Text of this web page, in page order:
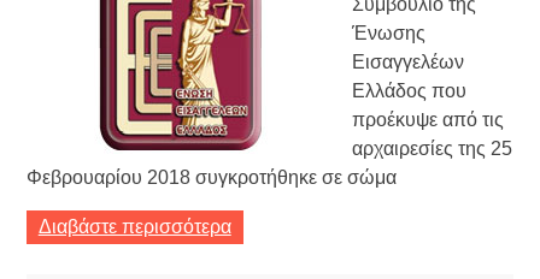
Συμβούλιο της
Ένωσης
Εισαγγελέων
Ελλάδος που
προέκυψε από τις
αρχαιρεσίες της 25
Φεβρουαρίου 2018 συγκροτήθηκε σε σώμα
Διαβάστε περισσότερα